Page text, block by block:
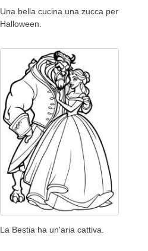
Una bella cucina una zucca per
Halloween.
La Bestia ha un'aria cattiva.